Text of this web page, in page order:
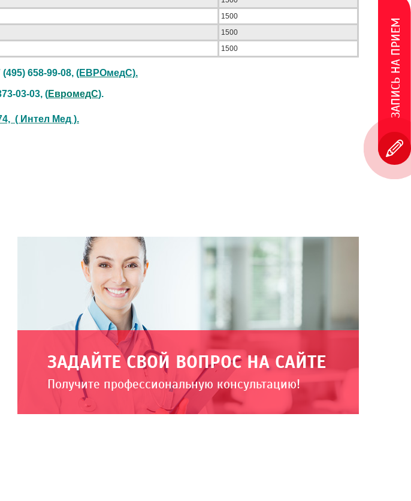
1500
1500
1500
(495) 658-99-08, (ЕВРОмедС).
03-03, (ЕвромедС).
( Интел Мед ).
ЗАДАЙТЕ СВОЙ ВОПРОС НА САЙТЕ
Получите профессиональную консультацию!
ЗАПИСЬ НА ПРИЕМ